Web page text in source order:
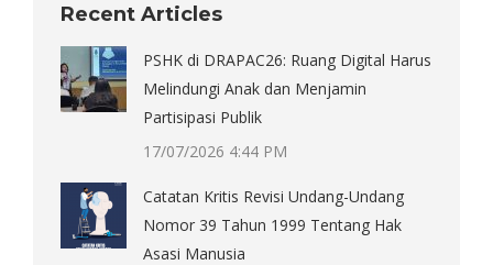
Recent Articles
PSHK di DRAPAC26: Ruang Digital Harus
Melindungi Anak dan Menjamin
Partisipasi Publik
17/07/2026 4:44 PM
Catatan Kritis Revisi Undang-Undang
Nomor 39 Tahun 1999 Tentang Hak
Asasi Manusia